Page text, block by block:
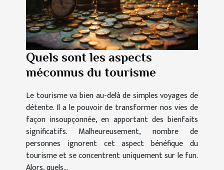
Quels sont les aspects
méconnus du tourisme
Le tourisme va bien au-delà de simples voyages de
détente. Il a le pouvoir de transformer nos vies de
façon insoupçonnée, en apportant des bienfaits
significatifs. Malheureusement, nombre de
personnes ignorent cet aspect bénéfique du
tourisme et se concentrent uniquement sur le fun.